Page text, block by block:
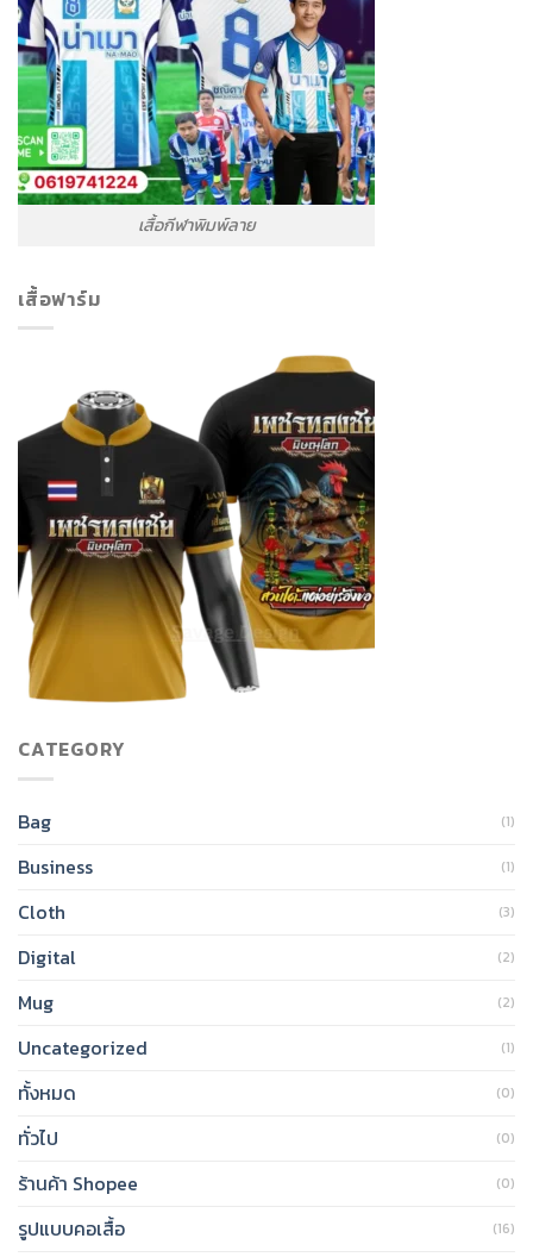
เสื้อกีฬาพิมพ์ลาย
เสื้อฟาร์ม
CATEGORY
Bag (1)
Business (1)
Cloth (3)
Digital (2)
Mug (2)
Uncategorized (1)
ทั้งหมด (0)
ทั่วไป (0)
ร้านค้า Shopee (0)
รูปแบบคอเสื้อ (16)